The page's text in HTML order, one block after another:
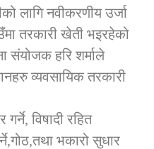
लागि नवीकरणीय उर्जा
तरकारी खेती भइरहेको
संयोजक हरि शर्माले
व्यवसायिक तरकारी
विषादी रहित
भकारो सुधार